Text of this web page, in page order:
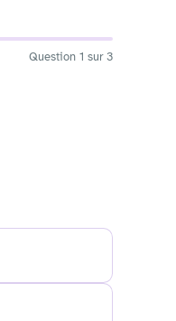
Question 1 sur 3